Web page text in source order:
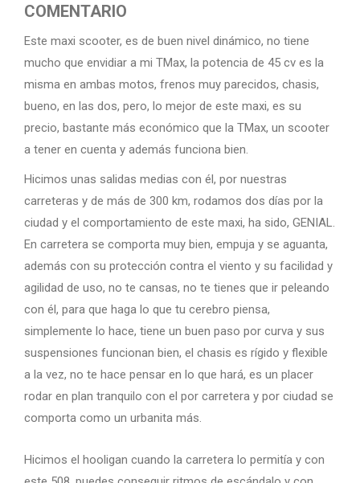
COMENTARIO
Este maxi scooter, es de buen nivel dinámico, no tiene
mucho que envidiar a mi TMax, la potencia de 45 cv es la
misma en ambas motos, frenos muy parecidos, chasis,
bueno, en las dos, pero, lo mejor de este maxi, es su
precio, bastante más económico que la TMax, un scooter
a tener en cuenta y además funciona bien.
Hicimos unas salidas medias con él, por nuestras
carreteras y de más de 300 km, rodamos dos días por la
ciudad y el comportamiento de este maxi, ha sido, GENIAL.
En carretera se comporta muy bien, empuja y se aguanta,
además con su protección contra el viento y su facilidad y
agilidad de uso, no te cansas, no te tienes que ir peleando
con él, para que haga lo que tu cerebro piensa,
simplemente lo hace, tiene un buen paso por curva y sus
suspensiones funcionan bien, el chasis es rígido y flexible
a la vez, no te hace pensar en lo que hará, es un placer
rodar en plan tranquilo con el por carretera y por ciudad se
comporta como un urbanita más.
Hicimos el hooligan cuando la carretera lo permitía y con